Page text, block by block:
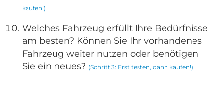
kaufen!)
Welches Fahrzeug erfüllt Ihre Bedürfnisse
am besten? Können Sie Ihr vorhandenes
Fahrzeug weiter nutzen oder benötigen
Sie ein neues? (Schritt 3: Erst testen, dann kaufen!)